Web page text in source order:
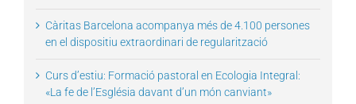
Càritas Barcelona acompanya més de 4.100 persones
en el dispositiu extraordinari de regularització
Curs d’estiu: Formació pastoral en Ecologia Integral:
«La fe de l’Església davant d’un món canviant»